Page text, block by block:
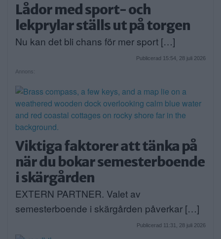
Lådor med sport- och
lekprylar ställs ut på torgen
Nu kan det bli chans för mer sport […]
Publicerad 15:54, 28 juli 2026
Annons:
Viktiga faktorer att tänka på
när du bokar semesterboende
i skärgården
EXTERN PARTNER. Valet av
semesterboende i skärgården påverkar […]
Publicerad 11:31, 28 juli 2026